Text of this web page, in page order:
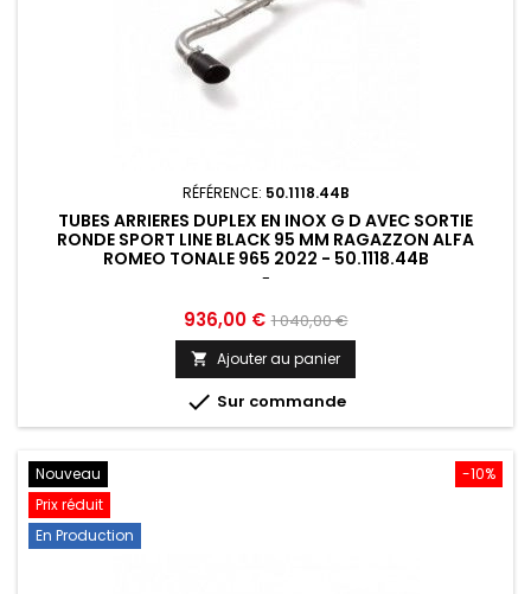
RÉFÉRENCE: 50.1118.44B
TUBES ARRIERES DUPLEX EN INOX G D AVEC SORTIE
RONDE SPORT LINE BLACK 95 MM RAGAZZON ALFA
ROMEO TONALE 965 2022 - 50.1118.44B
-
Prix
936,00 € Prix
de
base
1 040,00 €
 Ajouter au panier
 Sur commande
-10%
Nouveau
Prix réduit
En Production